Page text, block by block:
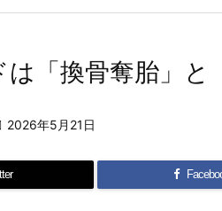
「換骨奪胎」と
2026年5月21日